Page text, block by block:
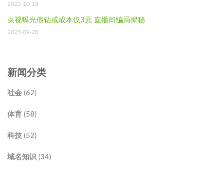
2025-10-18
央视曝光假钻戒成本仅3元 直播间骗局揭秘
2025-09-28
新闻分类
社会 (62)
体育 (58)
科技 (52)
域名知识 (34)